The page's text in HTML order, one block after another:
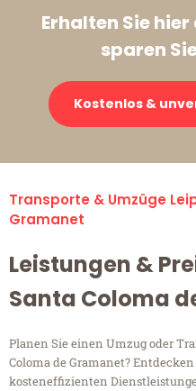
Erhalten Sie hier
sparen
Kostenlos &
Transporte & Umzüge
Gramanet
Leistungen &
Santa Coloma
Planen Sie einen Umzug oder
Coloma de Gramanet?
kosteneffizienten